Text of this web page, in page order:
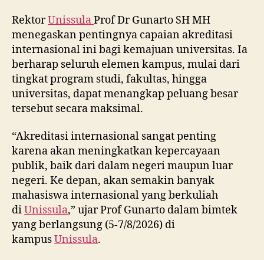
RektorUnissulaProf Dr Gunarto SH MH
menegaskan pentingnya capaian akreditasi
internasional ini bagi kemajuan universitas. Ia
berharap seluruh elemen kampus, mulai dari
tingkat program studi, fakultas, hingga
universitas, dapat menangkap peluang besar
tersebut secara maksimal.
“Akreditasi internasional sangat penting
karena akan meningkatkan kepercayaan
publik, baik dari dalam negeri maupun luar
negeri. Ke depan, akan semakin banyak
mahasiswa internasional yang berkuliah
diUnissula,” ujar Prof Gunarto dalam bimtek
yang berlangsung (5-7/8/2026) di
kampusUnissula.